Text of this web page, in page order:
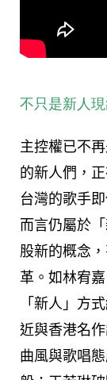
不只是新人
主控權已不
的新人們，
台灣的歌手
而言仍屬於
股新的概念
革。如林宥
「新人」方
近與香港名
曲風與歌唱